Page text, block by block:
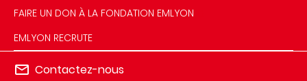
FAIRE UN DON À LA FONDATION EMLYON
EMLYON RECRUTE
Contactez-nous